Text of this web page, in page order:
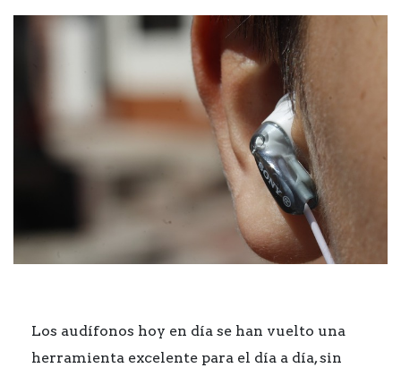
Los audífonos hoy en día se han vuelto una
herramienta excelente para el día a día, sin